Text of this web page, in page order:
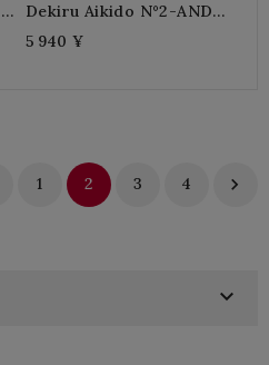
Dekiru Aikido N°2-ANDO
Tsuneo
5 940 ¥
1 2 3 4 
